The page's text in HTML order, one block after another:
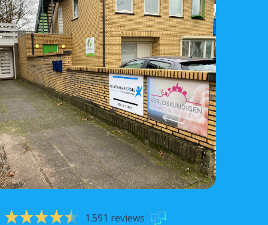
1.591 reviews